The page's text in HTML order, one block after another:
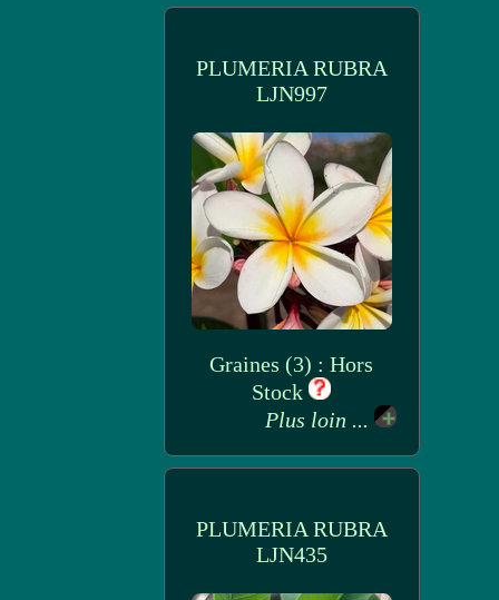
PLUMERIA RUBRA
LJN997
Graines (3) : Hors
Stock
Plus loin ...
PLUMERIA RUBRA
LJN435